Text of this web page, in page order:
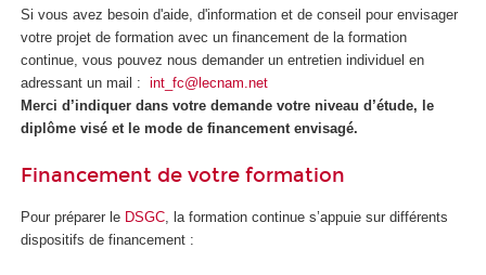
Si vous avez besoin d'aide, d'information et de conseil pour envisager
votre projet de formation avec un financement de la formation
continue, vous pouvez nous demander un entretien individuel en
adressant un mail : int_fc@lecnam.net
Merci d’indiquer dans votre demande votre niveau d’étude, le
diplôme visé et le mode de financement envisagé.
Financement de votre formation
Pour préparer le DSGC , la formation continue s’appuie sur différents
dispositifs de financement :